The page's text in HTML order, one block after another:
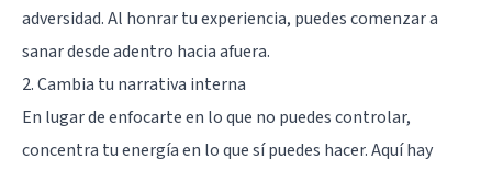
adversidad. Al honrar tu experiencia, puedes comenzar a
sanar desde adentro hacia afuera.
2. Cambia tu narrativa interna
En lugar de enfocarte en lo que no puedes controlar,
concentra tu energía en lo que sí puedes hacer. Aquí hay